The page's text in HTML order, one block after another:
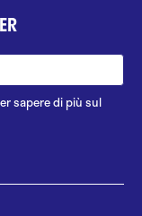
sapere di più sul